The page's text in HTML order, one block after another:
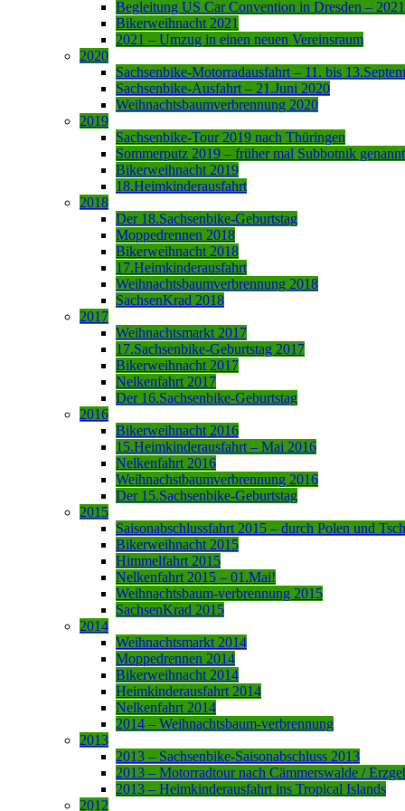
Begleitung US Car Convention in Dresden – 2021
Bikerweihnacht 2021
2021 – Umzug in einen neuen Vereinsraum
2020
Sachsenbike-Motorradausfahrt – 11. bis
Sachsenbike-Ausfahrt – 21.Juni 2020
Weihnachtsbaumverbrennung 2020
2019
Sachsenbike-Tour 2019 nach Thüringen
Sommerputz 2019 – früher mal Subbotnik genannt
Bikerweihnacht 2019
18.Heimkinderausfahrt
2018
Der 18.Sachsenbike-Geburtstag
Moppedrennen 2018
Bikerweihnacht 2018
17.Heimkinderausfahrt
Weihnachtsbaumverbrennung 2018
SachsenKrad 2018
2017
Weihnachtsmarkt 2017
17.Sachsenbike-Geburtstag 2017
Bikerweihnacht 2017
Nelkenfahrt 2017
Der 16.Sachsenbike-Geburtstag
2016
Bikerweihnacht 2016
15.Heimkinderausfahrt – Mai 2016
Nelkenfahrt 2016
Weihnachstbaumverbrennung 2016
Der 15.Sachsenbike-Geburtstag
2015
Saisonabschlussfahrt 2015 – durch Polen und
Bikerweihnacht 2015
Himmelfahrt 2015
Nelkenfahrt 2015 – 01.Mai!
Weihnachtsbaum-verbrennung 2015
SachsenKrad 2015
2014
Weihnachtsmarkt 2014
Moppedrennen 2014
Bikerweihnacht 2014
Heimkinderausfahrt 2014
Nelkenfahrt 2014
2014 – Weihnachtsbaum-verbrennung
2013
2013 – Sachsenbike-Saisonabschluss 2013
2013 – Motorradtour nach Cämmerswalde /
2013 – Heimkinderausfahrt ins Tropical Islands
2012